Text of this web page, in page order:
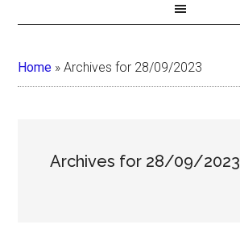
Home »Archives for 28/09/2023
Archives for 28/09/2023